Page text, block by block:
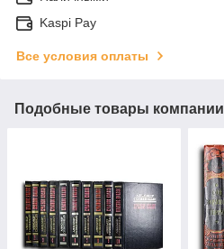
Kaspi Pay
Все условия оплаты
Подобные товары компании